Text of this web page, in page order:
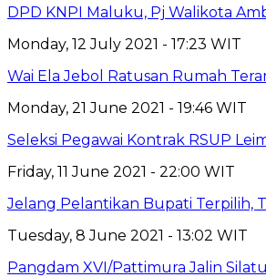
DPD KNPI Maluku, Pj Walikota
Monday, 12 July 2021 - 17:23 WIT
Wai Ela Jebol Ratusan Rumah
Monday, 21 June 2021 - 19:46 WIT
Seleksi Pegawai Kontrak RSUP
Friday, 11 June 2021 - 22:00 WIT
Jelang Pelantikan Bupati Terpilih,
Tuesday, 8 June 2021 - 13:02 WIT
Pangdam XVI/Pattimura Jalin